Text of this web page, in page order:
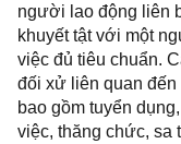
người lao động liên
khuyết tật với một
việc đủ tiêu chuẩn.
đối xử liên quan đến
bao gồm tuyển
việc, thăng chức, sa